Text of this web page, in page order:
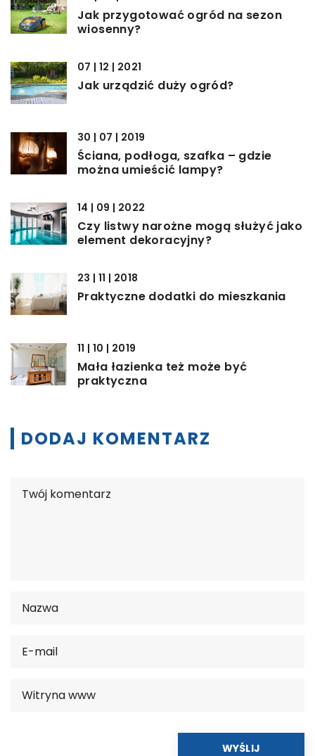
Jak przygotować ogród na sezon
wiosenny?
07 | 12 | 2021
Jak urządzić duży ogród?
30 | 07 | 2019
Ściana, podłoga, szafka – gdzie
można umieścić lampy?
14 | 09 | 2022
Czy listwy narożne mogą służyć jako
element dekoracyjny?
23 | 11 | 2018
Praktyczne dodatki do mieszkania
11 | 10 | 2019
Mała łazienka też może być
praktyczna
DODAJ KOMENTARZ